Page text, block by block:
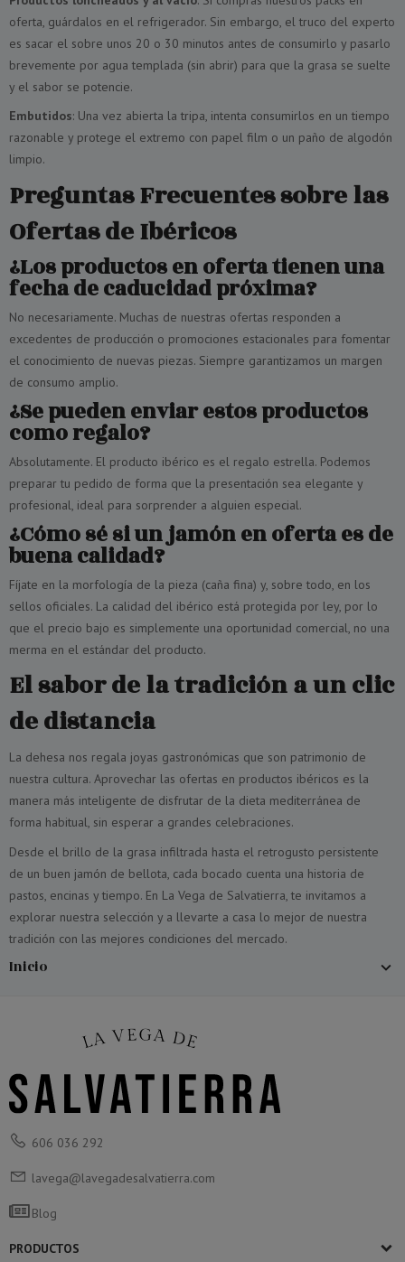
Inicio
oferta, guárdalos en el refrigerador. Sin embargo, el truco del experto
es sacar el sobre unos 20 o 30 minutos antes de consumirlo y pasarlo
brevemente por agua templada (sin abrir) para que la grasa se suelte
y el sabor se potencie.
Embutidos: Una vez abierta la tripa, intenta consumirlos en un tiempo
razonable y protege el extremo con papel film o un paño de algodón
limpio.
Preguntas Frecuentes sobre las
Ofertas de Ibéricos
¿Los productos en oferta tienen una
fecha de caducidad próxima?
No necesariamente. Muchas de nuestras ofertas responden a
excedentes de producción o promociones estacionales para fomentar
el conocimiento de nuevas piezas. Siempre garantizamos un margen
de consumo amplio.
¿Se pueden enviar estos productos
como regalo?
Absolutamente. El producto ibérico es el regalo estrella. Podemos
preparar tu pedido de forma que la presentación sea elegante y
profesional, ideal para sorprender a alguien especial.
¿Cómo sé si un jamón en oferta es de
buena calidad?
Fíjate en la morfología de la pieza (caña fina) y, sobre todo, en los
sellos oficiales. La calidad del ibérico está protegida por ley, por lo
que el precio bajo es simplemente una oportunidad comercial, no una
merma en el estándar del producto.
El sabor de la tradición a un clic
de distancia
La dehesa nos regala joyas gastronómicas que son patrimonio de
nuestra cultura. Aprovechar las ofertas en productos ibéricos es la
manera más inteligente de disfrutar de la dieta mediterránea de
forma habitual, sin esperar a grandes celebraciones.
Desde el brillo de la grasa infiltrada hasta el retrogusto persistente
de un buen jamón de bellota, cada bocado cuenta una historia de
pastos, encinas y tiempo. En La Vega de Salvatierra, te invitamos a
explorar nuestra selección y a llevarte a casa lo mejor de nuestra
tradición con las mejores condiciones del mercado.
606 036 292
lavega@lavegadesalvatierra.com
Blog
PRODUCTOS